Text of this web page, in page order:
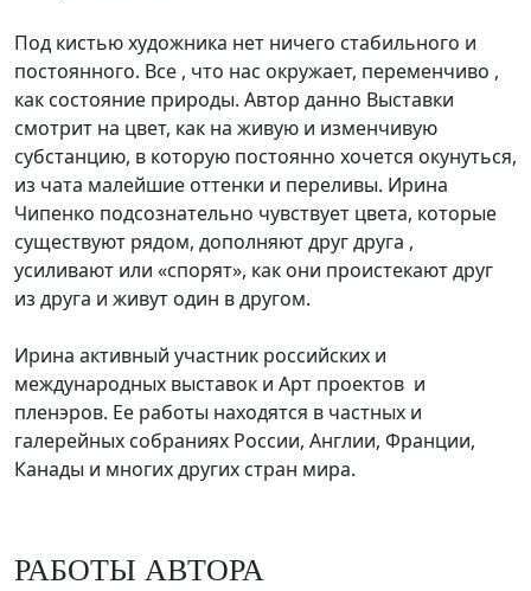
Под кистью художника нет ничего стабильного и
постоянного. Все , что нас окружает, переменчиво ,
как состояние природы. Автор данно Выставки
смотрит на цвет, как на живую и изменчивую
субстанцию, в которую постоянно хочется окунуться,
из чата малейшие оттенки и переливы. Ирина
Чипенко подсознательно чувствует цвета, которые
существуют рядом, дополняют друг друга ,
усиливают или «спорят», как они проистекают друг
из друга и живут один в другом.
Ирина активный участник российских и
международных выставок и Арт проектов и
пленэров. Ее работы находятся в частных и
галерейных собраниях России, Англии, Франции,
Канады и многих других стран мира.
РАБОТЫ АВТОРА